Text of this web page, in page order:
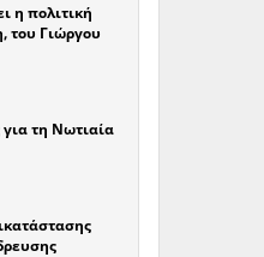
η πολιτική
του Γιώργου
τη Νωτιαία